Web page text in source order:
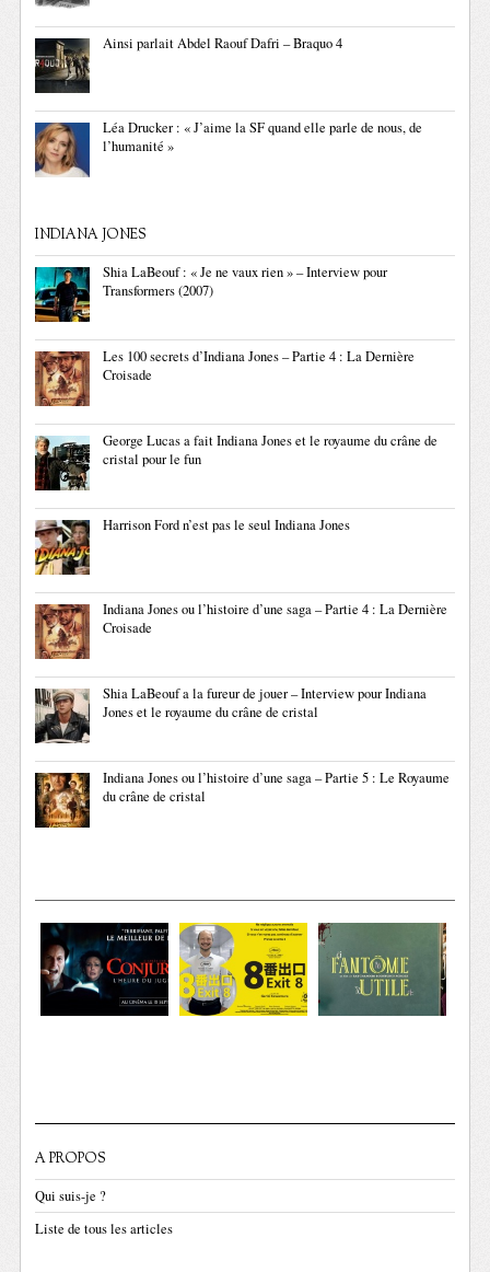
Ainsi parlait Abdel Raouf Dafri – Braquo 4
Léa Drucker : « J’aime la SF quand elle parle de nous, de
l’humanité »
INDIANA JONES
Shia LaBeouf : « Je ne vaux rien » – Interview pour
Transformers (2007)
Les 100 secrets d’Indiana Jones – Partie 4 : La Dernière
Croisade
George Lucas a fait Indiana Jones et le royaume du crâne de
cristal pour le fun
Harrison Ford n’est pas le seul Indiana Jones
Indiana Jones ou l’histoire d’une saga – Partie 4 : La Dernière
Croisade
Shia LaBeouf a la fureur de jouer – Interview pour Indiana
Jones et le royaume du crâne de cristal
Indiana Jones ou l’histoire d’une saga – Partie 5 : Le Royaume
du crâne de cristal
A PROPOS
Qui suis-je ?
Liste de tous les articles